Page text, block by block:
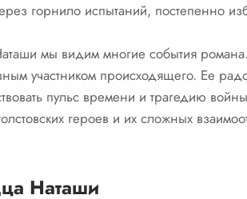
горнило испытаний, постепенно
мы видим многие события
участником происходящего. Ее
пульс времени и трагедию
героев и их сложных
Наташи